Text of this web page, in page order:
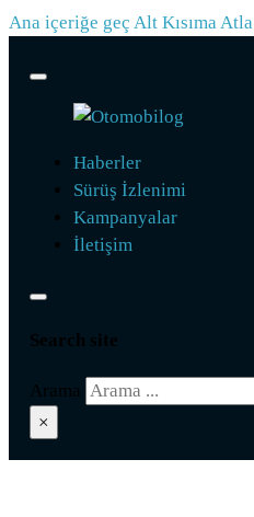
Ana içeriğe geç Alt Kısıma Atla
Haberler
Sürüş İzlenimi
Kampanyalar
İletişim
Search site
Arama
×